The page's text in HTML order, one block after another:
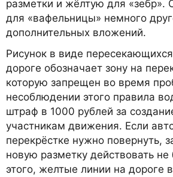
разметки и жёлтую для «зебр».
для «вафельницы» немного
дополнительных вложений.
Рисунок в виде
дороге обозначает зону на
которую запрещен во время
несоблюдении этого правила
штраф в 1000 рублей за
участникам движения. Если
перекрёстке нужно повернуть,
новую разметку действовать не
этого, желтые линии на дороге